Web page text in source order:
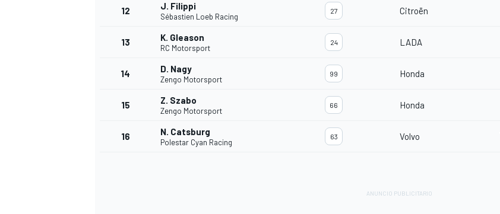
12 J. Filippi
Sébastien Loeb Racing
27 Citroën
13 K. Gleason
RC Motorsport
24 LADA
14 D. Nagy
Zengo Motorsport
99 Honda
15 Z. Szabo
Zengo Motorsport
66 Honda
16 N. Catsburg
Polestar Cyan Racing
63 Volvo